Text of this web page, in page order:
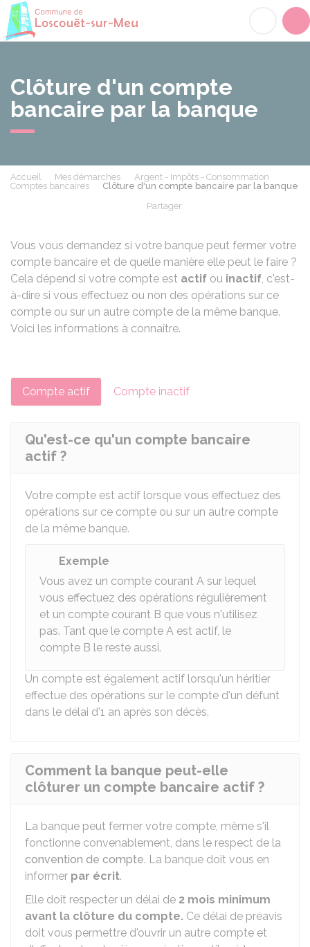
Clôture d'un compte
bancaire par la banque
Accueil Mes démarches
Argent - Impôts - Consommation
Comptes bancaires
Clôture d'un compte bancaire par la banque
Partager
Vous vous demandez si votre banque peut fermer votre
compte bancaire et de quelle manière elle peut le faire ?
Cela dépend si votre compte est actif ou inactif, c'est-
à-dire si vous effectuez ou non des opérations sur ce
compte ou sur un autre compte de la même banque.
Voici les informations à connaître.
Compte actif Compte inactif
Qu'est-ce qu'un compte bancaire
actif ?
Votre compte est actif lorsque vous effectuez des
opérations sur ce compte ou sur un autre compte
de la même banque.
Exemple
Vous avez un compte courant A sur lequel
vous effectuez des opérations régulièrement
et un compte courant B que vous n'utilisez
pas. Tant que le compte A est actif, le
compte B le reste aussi.
Un compte est également actif lorsqu'un héritier
effectue des opérations sur le compte d'un défunt
dans le délai d'1 an après son décès.
Comment la banque peut-elle
clôturer un compte bancaire actif ?
La banque peut fermer votre compte, même s'il
fonctionne convenablement, dans le respect de la
convention de compte. La banque doit vous en
informer par écrit.
Elle doit respecter un délai de 2 mois minimum
avant la clôture du compte. Ce délai de préavis
doit vous permettre d'ouvrir un autre compte et